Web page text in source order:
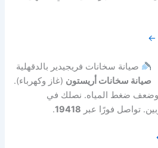
←
صيانة سخانات فريجيدير بالدقهلية
صيانة سخانات أريستون (غاز وكهرباء).
ضغط المياه. نصلك في
تواصل فورًا عبر 19418
.